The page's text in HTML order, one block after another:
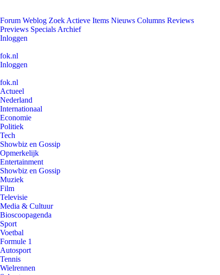
Forum Weblog Zoek Actieve Items Nieuws Columns Reviews
Previews Specials Archief
Inloggen
fok.nl
Inloggen
fok.nl
Actueel
Nederland
Internationaal
Economie
Politiek
Tech
Showbiz en Gossip
Opmerkelijk
Entertainment
Showbiz en Gossip
Muziek
Film
Televisie
Media & Cultuur
Bioscoopagenda
Sport
Voetbal
Formule 1
Autosport
Tennis
Wielrennen